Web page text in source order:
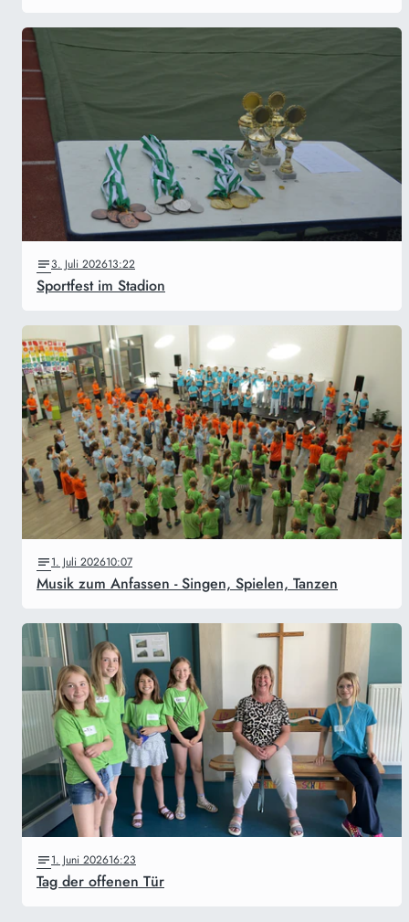
3. Juli 202613:22
Sportfest im Stadion
1. Juli 202610:07
Musik zum Anfassen - Singen, Spielen, Tanzen
1. Juni 202616:23
Tag der offenen Tür